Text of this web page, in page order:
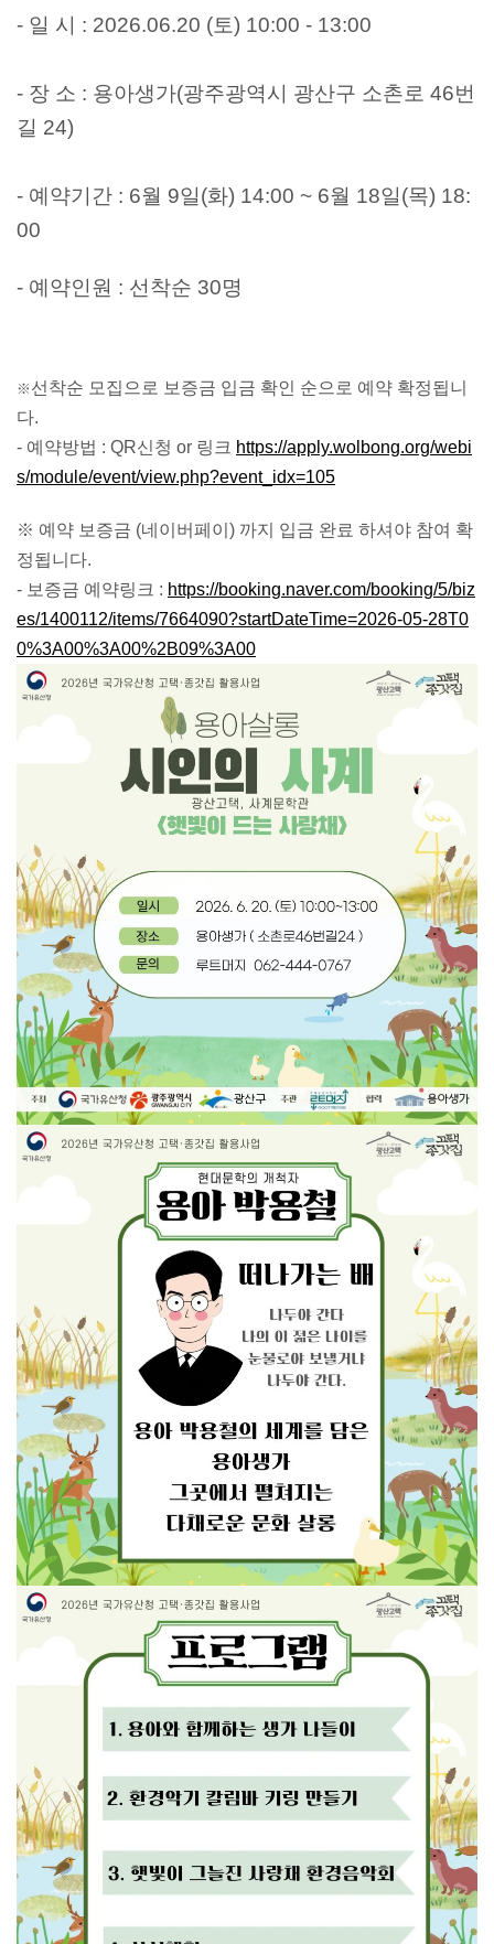
- 일 시 : 2026.06.20 (토) 10:00 - 13:00
- 장 소 : 용아생가(광주광역시 광산구 소촌로 46번
길 24)
- 예약기간 : 6월 9일(화) 14:00 ~ 6월 18일(목) 18:
00
- 예약인원 : 선착순 30명
※ 선착순 모집으로 보증금 입금 확인 순으로 예약 확정됩니
다.
- 예약방법 : QR신청 or 링크 https://apply.wolbong.org/webi
s/module/event/view.php?event_idx=105
※ 예약 보증금 (네이버페이) 까지 입금 완료 하셔야 참여 확
정됩니다.
- 보증금 예약링크 : https://booking.naver.com/booking/5/biz
es/1400112/items/7664090?startDateTime=2026-05-28T0
0%3A00%3A00%2B09%3A00